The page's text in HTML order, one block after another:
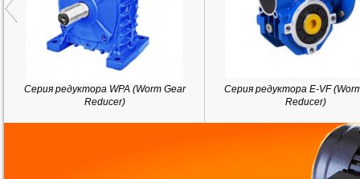
Серия редуктора WPA (Worm Gear
Reducer)
Серия редуктора E-VF
Reducer)